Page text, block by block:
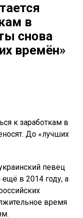
в
снова
времён»
к заработкам в
До «лучших
певец
в 2014 году, а
время